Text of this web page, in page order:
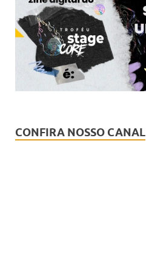
CONFIRA NOSSO CANAL